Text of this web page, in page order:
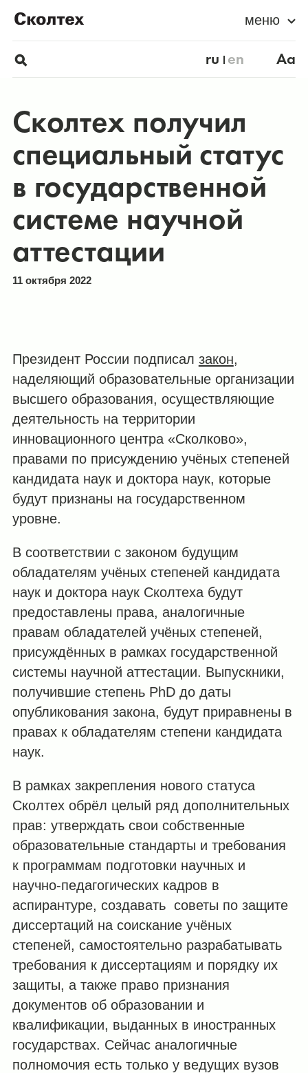
меню
ru en Aa
Сколтех получил
специальный статус
в государственной
системе научной
аттестации
11 октября 2022
Президент России подписал закон,
наделяющий образовательные организации
высшего образования, осуществляющие
деятельность на территории
инновационного центра «Сколково»,
правами по присуждению учёных степеней
кандидата наук и доктора наук, которые
будут признаны на государственном
уровне.
В соответствии с законом будущим
обладателям учёных степеней кандидата
наук и доктора наук Сколтеха будут
предоставлены права, аналогичные
правам обладателей учёных степеней,
присуждённых в рамках государственной
системы научной аттестации. Выпускники,
получившие степень PhD до даты
опубликования закона, будут приравнены в
правах к обладателям степени кандидата
наук.
В рамках закрепления нового статуса
Сколтех обрёл целый ряд дополнительных
прав: утверждать свои собственные
образовательные стандарты и требования
к программам подготовки научных и
научно-педагогических кадров в
аспирантуре, создавать советы по защите
диссертаций на соискание учёных
степеней, самостоятельно разрабатывать
требования к диссертациям и порядку их
защиты, а также право признания
документов об образовании и
квалификации, выданных в иностранных
государствах. Сейчас аналогичные
полномочия есть только у ведущих вузов